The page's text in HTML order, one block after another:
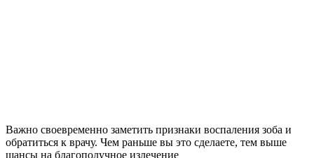
Важно своевременно заметить признаки воспаления зоба и
обратиться к врачу. Чем раньше вы это сделаете, тем выше
шансы на благополучное излечение